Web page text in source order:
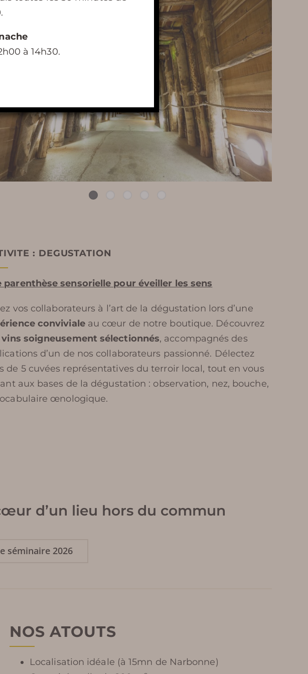
PHOTOS DE TERRA VINEA
REVUE DE PRESSE
RÉCOMPENSES /
DISTINCTIONS
: DEGUSTATION
parenthèse sensorielle pour éveiller les sens
vos collaborateurs à l’art de la dégustation lors d’une
convivialeau cœur de notre boutique. Découvrez
vins soigneusement sélectionnés, accompagnés des
d’un de nos collaborateurs passionné. Délectez
de 5 cuvées représentatives du terroir local, tout en vous
aux bases de la dégustation : observation, nez, bouche,
œnologique.
d’un lieu hors du commun
séminaire 2026
NOS ATOUTS
Localisation idéale (à 15mn de Narbonne)
à 14h30.